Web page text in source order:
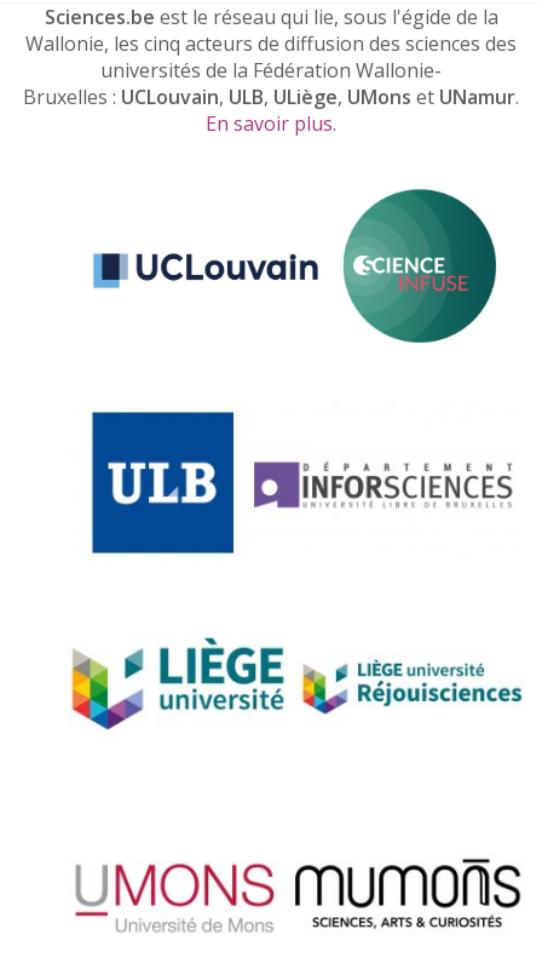
Sciences.be est le réseau qui lie, sous l'égide de la
Wallonie, les cinq acteurs de diffusion des sciences des
universités de la Fédération Wallonie-
Bruxelles : UCLouvain, ULB, ULiège, UMons et UNamur.
En savoir plus.